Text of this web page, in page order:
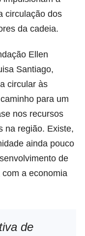
circulação dos
da cadeia.
Ellen
Santiago,
circular às
para um
nos recursos
na região. Existe,
ainda pouco
de
a economia
de